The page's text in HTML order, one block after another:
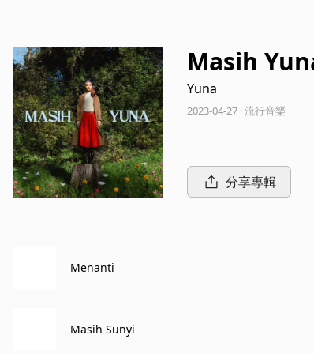
Masih
Yuna
2023-04-27 · 流行音樂
分享專輯
Menanti
Masih Sunyi